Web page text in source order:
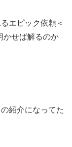
エピック依頼＜
かせば解るのか
紹介になってた